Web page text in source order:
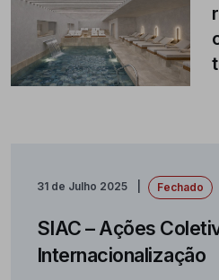
31 de Julho 2025 Fechado
SIAC – Ações
Internacionalização